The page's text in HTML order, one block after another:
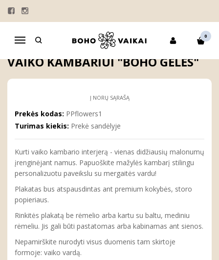
Navigacija
0
Pagrindinis
Personalizuotas plakatas vaiko kambariui "Boho gėlės"
PERSONALIZUOTAS PLAKATAS
VAIKO KAMBARIUI "BOHO GĖLĖS"
Į NORŲ SĄRAŠĄ
Prekės kodas: PPflowers1
Turimas kiekis: Prekė sandėlyje
Kurti vaiko kambario interjerą - vienas didžiausių malonumų
įrenginėjant namus. Papuoškite mažylės kambarį stilingu
personalizuotu paveikslu su mergaitės vardu!
Plakatas bus atspausdintas ant premium kokybės, storo
popieriaus.
Rinkitės plakatą be rėmelio arba kartu su baltu, mediniu
rėmeliu. Jis gali būti pastatomas arba kabinamas ant sienos.
Nepamirškite nurodyti visus duomenis tam skirtoje
formoje: vaiko vardą.